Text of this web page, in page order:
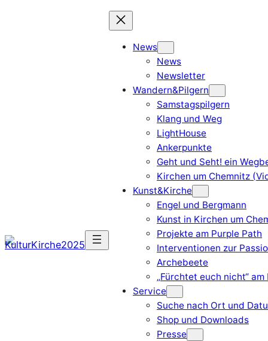
News
News
Newsletter
Wandern&Pilgern
Samstagspilgern
Klang und Weg
LightHouse
Ankerpunkte
Geht und Seht! ein
Kirchen um Chemnitz
Kunst&Kirche
Engel und Bergmann
Kunst in Kirchen um
Projekte am Purple Path
Interventionen zur
Archebeete
„Fürchtet euch nicht“
Service
Suche nach Ort und
Shop und Downloads
Presse